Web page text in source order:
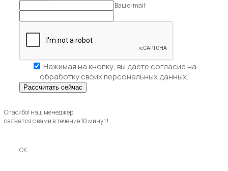
Ваш e-mail:
Нажимая на кнопку, вы даете согласие на
обработку своих персональных данных.
Спасибо! наш менеджер
свяжется с вами в течение 10 минут!
OK